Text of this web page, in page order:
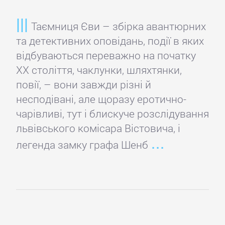
Таємниця Єви – збірка авантюрних
та детективних оповідань, події в яких
відбуваються переважно на початку
XX століття, чаклунки, шляхтянки,
повії, – вони завжди різні й
несподівані, але щоразу еротично-
чарівливі, тут і блискуче розслідування
львівського комісара Вістовича, і
легенда замку графа Шенб
Животные
Зарубежная
прикладная
и
научно-
популярная
литература
Кулинария